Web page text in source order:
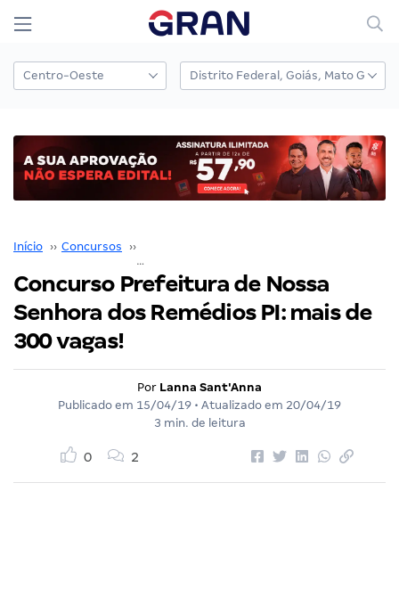
Início ›› Concursos ››
Concurso Prefeitura de Nossa
Senhora dos Remédios PI: mais de
300 vagas!
Por Lanna Sant'Anna
Publicado em 15/04/19 • Atualizado em 20/04/19
3 min. de leitura
0 2